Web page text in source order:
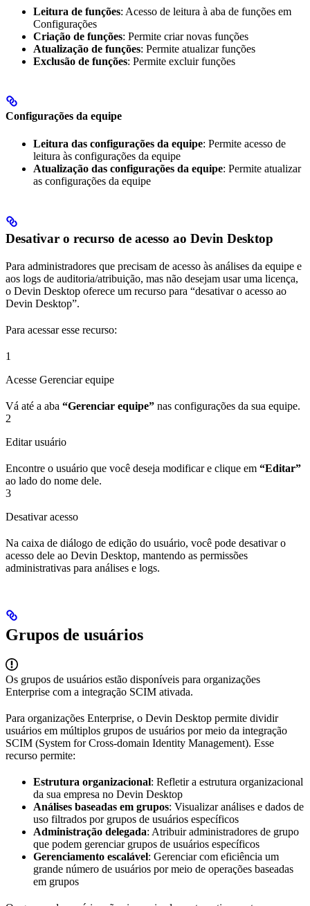
Leitura de funções: Acesso de leitura à aba de funções em
Configurações
Criação de funções: Permite criar novas funções
Atualização de funções: Permite atualizar funções
Exclusão de funções: Permite excluir funções
Configurações da equipe
Leitura das configurações da equipe: Permite acesso de
leitura às configurações da equipe
Atualização das configurações da equipe: Permite atualizar
as configurações da equipe
Desativar o recurso de acesso ao Devin Desktop
Para administradores que precisam de acesso às análises da equipe e
aos logs de auditoria/atribuição, mas não desejam usar uma licença,
o Devin Desktop oferece um recurso para “desativar o acesso ao
Devin Desktop”.
Para acessar esse recurso:
1
Acesse Gerenciar equipe
Vá até a aba “Gerenciar equipe” nas configurações da sua equipe.
2
Editar usuário
Encontre o usuário que você deseja modificar e clique em “Editar”
ao lado do nome dele.
3
Desativar acesso
Na caixa de diálogo de edição do usuário, você pode desativar o
acesso dele ao Devin Desktop, mantendo as permissões
administrativas para análises e logs.
Grupos de usuários
Os grupos de usuários estão disponíveis para organizações
Enterprise com a integração SCIM ativada.
Para organizações Enterprise, o Devin Desktop permite dividir
usuários em múltiplos grupos de usuários por meio da integração
SCIM (System for Cross-domain Identity Management). Esse
recurso permite:
Estrutura organizacional: Refletir a estrutura organizacional
da sua empresa no Devin Desktop
Análises baseadas em grupos: Visualizar análises e dados de
uso filtrados por grupos de usuários específicos
Administração delegada: Atribuir administradores de grupo
que podem gerenciar grupos de usuários específicos
Gerenciamento escalável: Gerenciar com eficiência um
grande número de usuários por meio de operações baseadas
em grupos